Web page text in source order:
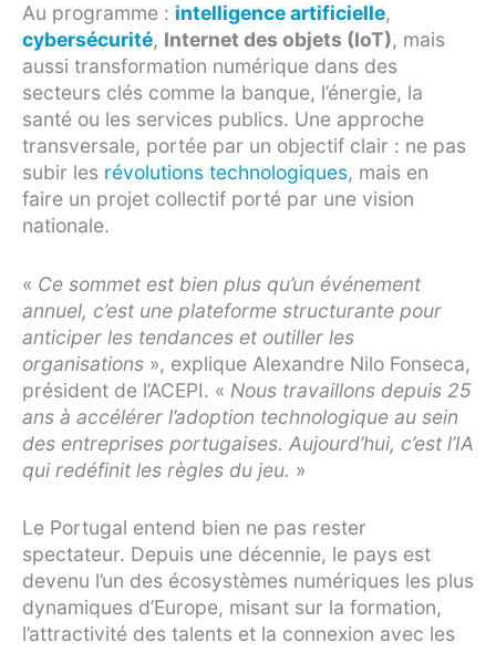
Au programme : intelligence artificielle,
cybersécurité, Internet des objets (IoT), mais
aussi transformation numérique dans des
secteurs clés comme la banque, l’énergie, la
santé ou les services publics. Une approche
transversale, portée par un objectif clair : ne pas
subir les révolutions technologiques, mais en
faire un projet collectif porté par une vision
nationale.
« Ce sommet est bien plus qu’un événement
annuel, c’est une plateforme structurante pour
anticiper les tendances et outiller les
organisations », explique Alexandre Nilo Fonseca,
président de l’ACEPI. « Nous travaillons depuis 25
ans à accélérer l’adoption technologique au sein
des entreprises portugaises. Aujourd’hui, c’est l’IA
qui redéfinit les règles du jeu. »
Le Portugal entend bien ne pas rester
spectateur. Depuis une décennie, le pays est
devenu l’un des écosystèmes numériques les plus
dynamiques d’Europe, misant sur la formation,
l’attractivité des talents et la connexion avec les